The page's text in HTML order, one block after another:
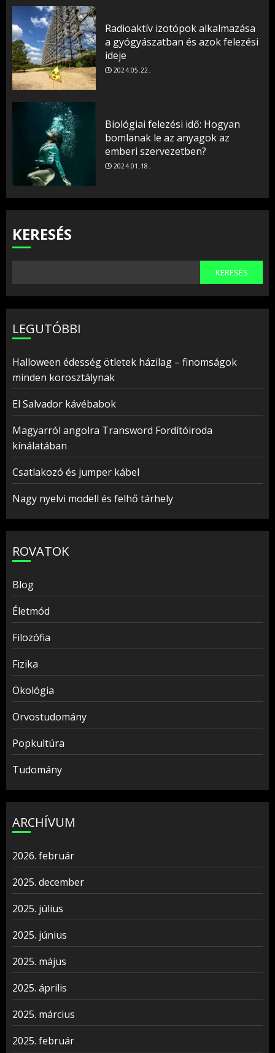
Radioaktív izotópok alkalmazása
a gyógyászatban és azok felezési
ideje
2024.05.22.
Biológiai felezési idő: Hogyan
bomlanak le az anyagok az
emberi szervezetben?
2024.01.18.
KERESÉS
KERESÉS
LEGUTÓBBI
Halloween édesség ötletek házilag – finomságok
minden korosztálynak
El Salvador kávébabok
Magyarról angolra Transword Fordítóiroda
kínálatában
Csatlakozó és jumper kábel
Nagy nyelvi modell és felhő tárhely
ROVATOK
Blog
Életmód
Filozófia
Fizika
Ökológia
Orvostudomány
Popkultúra
Tudomány
ARCHÍVUM
2026. február
2025. december
2025. július
2025. június
2025. május
2025. április
2025. március
2025. február